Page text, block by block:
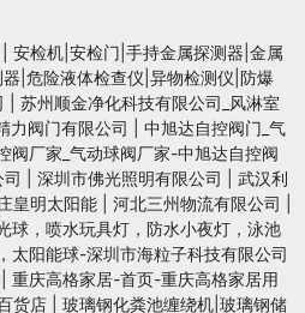
安检机|安检门|手持金属探测器|金属
|危险液体检查仪|异物检测仪|防爆
苏州顺金净化科技有限公司_风淋室
力阀门有限公司
中旭达自控阀门_气
阀厂家_气动球阀厂家-中旭达自控阀
深圳市佛光照明有限公司
武汉利
皇明太阳能 河北三州物流有限公司
球，喷水玩具灯，防水小夜灯，泳池
太阳能球-深圳市海粒子科技有限公司
重庆高格家居-首页-重庆高格家居用
货店
玻璃钢化粪池缠绕机|玻璃钢储